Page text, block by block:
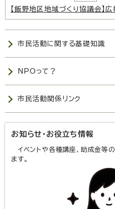
【飯野地区地域づくり協議会】
市民活動に関する基礎知識
NPOって？
市民活動関係リンク
お知らせ・お役立ち情報
イベントや各種講座、助成金等
ます。